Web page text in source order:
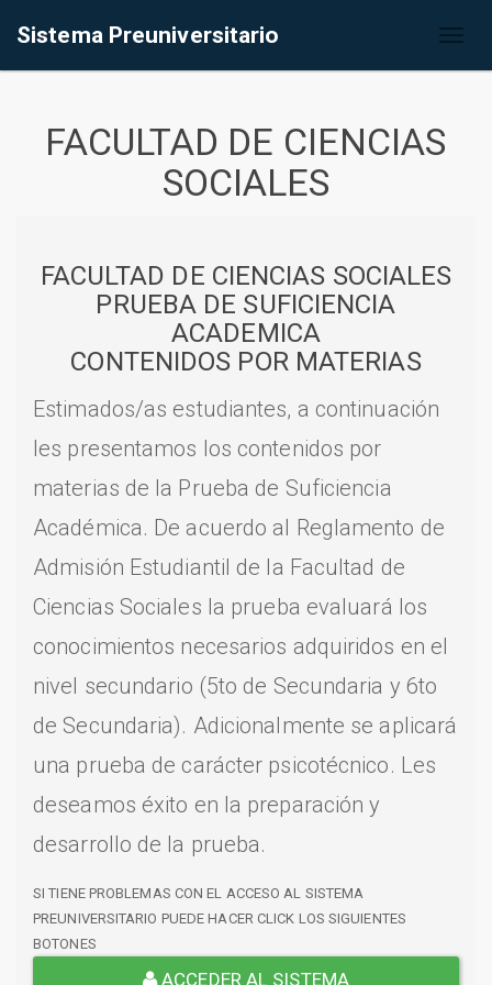
Sistema Preuniversitario
FACULTAD DE CIENCIAS
SOCIALES
FACULTAD DE CIENCIAS SOCIALES
PRUEBA DE SUFICIENCIA
ACADEMICA
CONTENIDOS POR MATERIAS
Estimados/as estudiantes, a continuación
les presentamos los contenidos por
materias de la Prueba de Suficiencia
Académica. De acuerdo al Reglamento de
Admisión Estudiantil de la Facultad de
Ciencias Sociales la prueba evaluará los
conocimientos necesarios adquiridos en el
nivel secundario (5to de Secundaria y 6to
de Secundaria). Adicionalmente se aplicará
una prueba de carácter psicotécnico. Les
deseamos éxito en la preparación y
desarrollo de la prueba.
SI TIENE PROBLEMAS CON EL ACCESO AL SISTEMA
PREUNIVERSITARIO PUEDE HACER CLICK LOS SIGUIENTES
BOTONES
ACCEDER AL SISTEMA